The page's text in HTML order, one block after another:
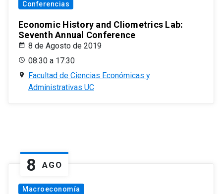
Conferencias
Economic History and Cliometrics Lab:
Seventh Annual Conference
8 de Agosto de 2019
08:30 a 17:30
Facultad de Ciencias Económicas y
Administrativas UC
8 AGO
Macroeconomía